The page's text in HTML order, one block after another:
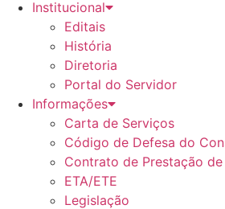
Institucional
Editais
História
Diretoria
Portal do Servidor
Informações
Carta de Serviços
Código de Defesa do
Contrato de Prestação
ETA/ETE
Legislação